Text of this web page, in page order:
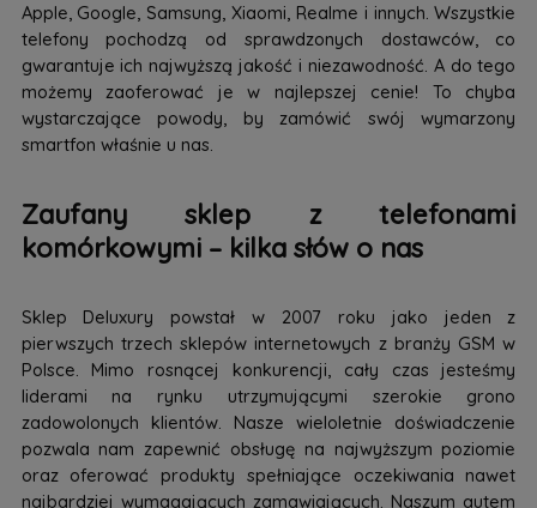
Apple, Google, Samsung, Xiaomi, Realme i innych. Wszystkie
telefony pochodzą od sprawdzonych dostawców, co
gwarantuje ich najwyższą jakość i niezawodność. A do tego
możemy zaoferować je w najlepszej cenie! To chyba
wystarczające powody, by zamówić swój wymarzony
smartfon właśnie u nas.
Zaufany sklep z telefonami
komórkowymi – kilka słów o nas
Sklep Deluxury powstał w 2007 roku jako jeden z
pierwszych trzech sklepów internetowych z branży GSM w
Polsce. Mimo rosnącej konkurencji, cały czas jesteśmy
liderami na rynku utrzymującymi szerokie grono
zadowolonych klientów. Nasze wieloletnie doświadczenie
pozwala nam zapewnić obsługę na najwyższym poziomie
oraz oferować produkty spełniające oczekiwania nawet
najbardziej wymagających zamawiających. Naszym autem